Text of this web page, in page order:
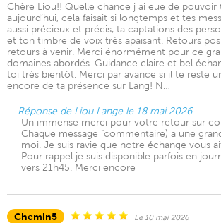
Chère Liou!! Quelle chance j ai eue de
aujourd’hui, cela faisait si longtemps et tes
aussi précieux et précis, ta captations des
et ton timbre de voix très apaisant. Retours
retours à venir. Merci énormément pour ce
domaines abordés. Guidance claire et bel
toi très bientôt. Merci par avance si il te reste
encore de ta présence sur Lang! N…
Réponse de Liou Lange le 18 mai 2026
Un immense merci pour votre retour sur
Chaque message "commentaire) a une
moi. Je suis ravie que notre échange vous
Pour rappel je suis disponible parfois en
vers 21h45. Merci encore
Chemin5 Le 10 mai 2026